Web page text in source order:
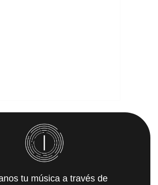
tu música a través de